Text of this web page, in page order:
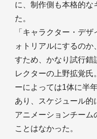
に、制作側も本格的な
た。
「キャラクター・デ
ォトリアルにするの
すため、かなり試行錯
レクターの上野拡覚氏
ーによっては1体に半
あり、スケジュール的
アニメーションチーム
ことはなかった。